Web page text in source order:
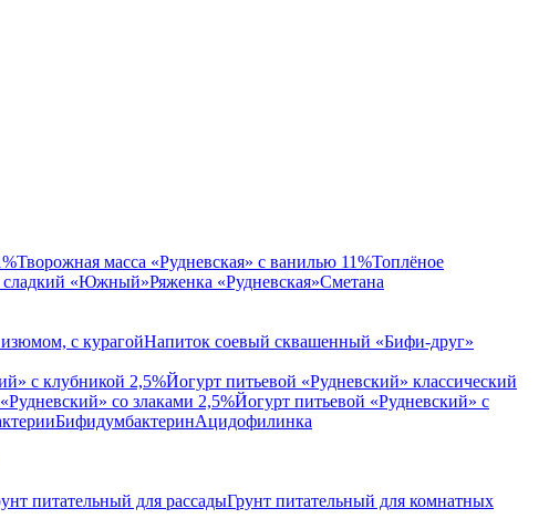
Творожная масса «Рудневская» с ванилью 11%Топлёное
сладкий «Южный»Ряженка «Рудневская»Сметана
с курагойНапиток соевый сквашенный «Бифи-друг»
с клубникой 2,5%Йогурт питьевой «Рудневский» классический
со злаками 2,5%Йогурт питьевой «Рудневский» с
БифидумбактеринАцидофилинка
питательный для рассадыГрунт питательный для комнатных